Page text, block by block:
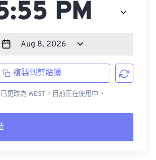
複製到剪貼簿
更改為 WEST，目前正在使用中。